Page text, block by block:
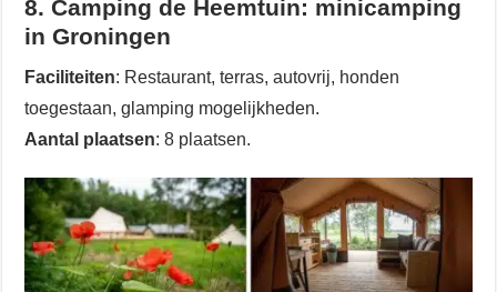
8. Camping de Heemtuin: minicamping
in Groningen
Faciliteiten: Restaurant, terras, autovrij, honden
toegestaan, glamping mogelijkheden.
Aantal plaatsen: 8 plaatsen.